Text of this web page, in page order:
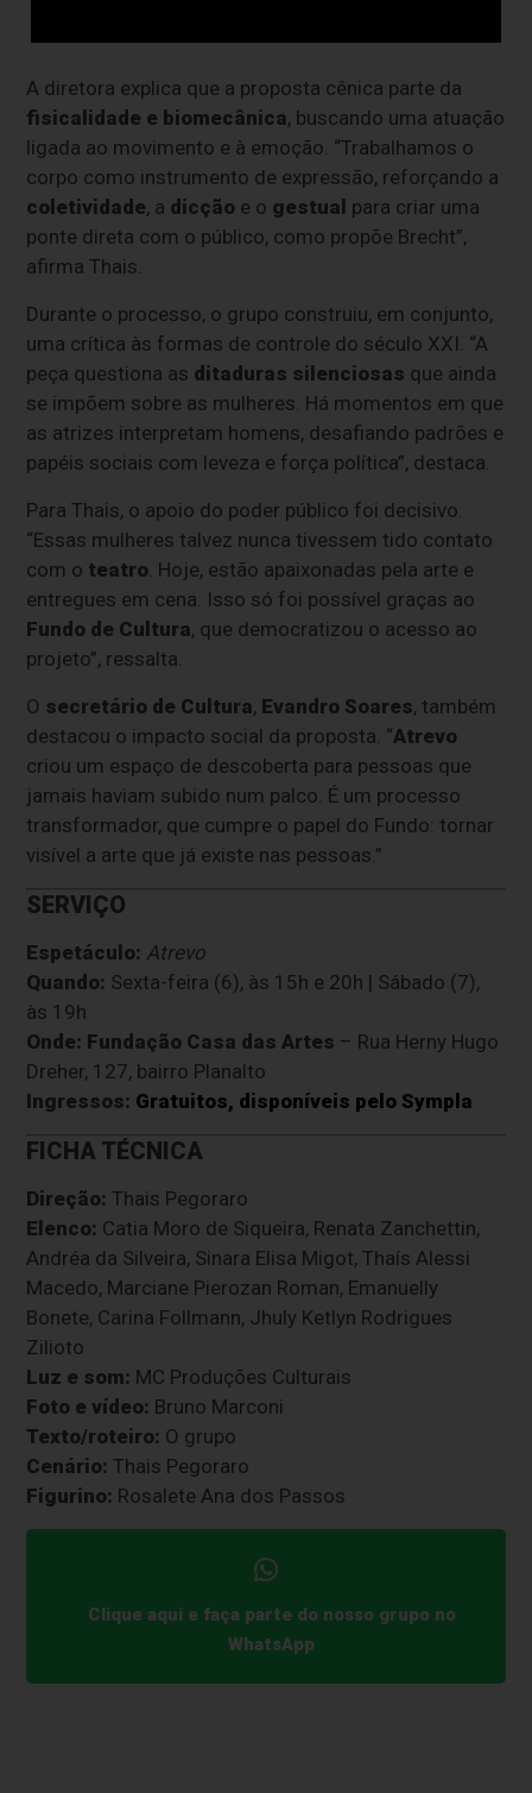
A diretora explica que a proposta cênica parte da
fisicalidade e biomecânica, buscando uma atuação
ligada ao movimento e à emoção. “Trabalhamos o
corpo como instrumento de expressão, reforçando a
coletividade, a dicção e o gestual para criar uma
ponte direta com o público, como propõe Brecht”,
afirma Thais.
Durante o processo, o grupo construiu, em conjunto,
uma crítica às formas de controle do século XXI. “A
peça questiona as ditaduras silenciosas que ainda
se impõem sobre as mulheres. Há momentos em que
as atrizes interpretam homens, desafiando padrões e
papéis sociais com leveza e força política”, destaca.
Para Thais, o apoio do poder público foi decisivo.
“Essas mulheres talvez nunca tivessem tido contato
com o teatro. Hoje, estão apaixonadas pela arte e
entregues em cena. Isso só foi possível graças ao
Fundo de Cultura, que democratizou o acesso ao
projeto”, ressalta.
O secretário de Cultura, Evandro Soares, também
destacou o impacto social da proposta. “Atrevo
criou um espaço de descoberta para pessoas que
jamais haviam subido num palco. É um processo
transformador, que cumpre o papel do Fundo: tornar
visível a arte que já existe nas pessoas.”
SERVIÇO
Espetáculo: Atrevo
Quando: Sexta-feira (6), às 15h e 20h | Sábado (7),
às 19h
Onde: Fundação Casa das Artes – Rua Herny Hugo
Dreher, 127, bairro Planalto
Ingressos: Gratuitos, disponíveis pelo Sympla
FICHA TÉCNICA
Direção: Thais Pegoraro
Elenco: Catia Moro de Siqueira, Renata Zanchettin,
Andréa da Silveira, Sinara Elisa Migot, Thaís Alessi
Macedo, Marciane Pierozan Roman, Emanuelly
Bonete, Carina Follmann, Jhuly Ketlyn Rodrigues
Zilioto
Luz e som: MC Produções Culturais
Foto e vídeo: Bruno Marconi
Texto/roteiro: O grupo
Cenário: Thais Pegoraro
Figurino: Rosalete Ana dos Passos
Clique aqui e faça parte do nosso grupo no
WhatsApp